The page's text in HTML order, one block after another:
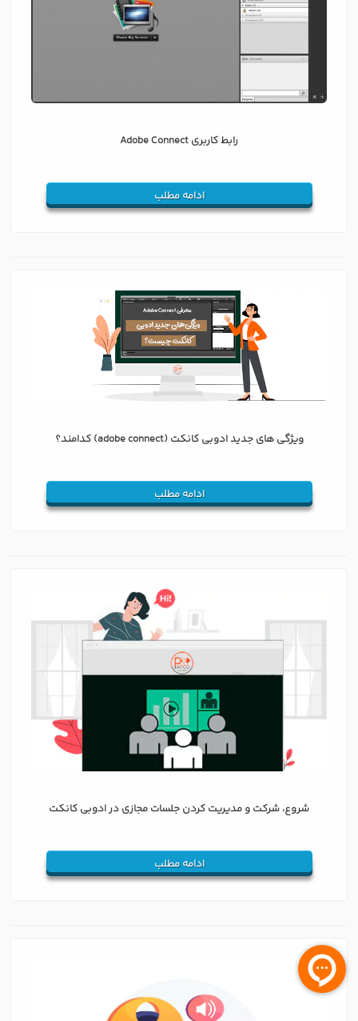
رابط کاربری Adobe Connect
ادامه مطلب
ویژگی های جدید ادوبی کانکت (adobe connect) کدامند؟
ادامه مطلب
شروع، شرکت و مدیریت کردن جلسات مجازی در ادوبی کانکت
ادامه مطلب